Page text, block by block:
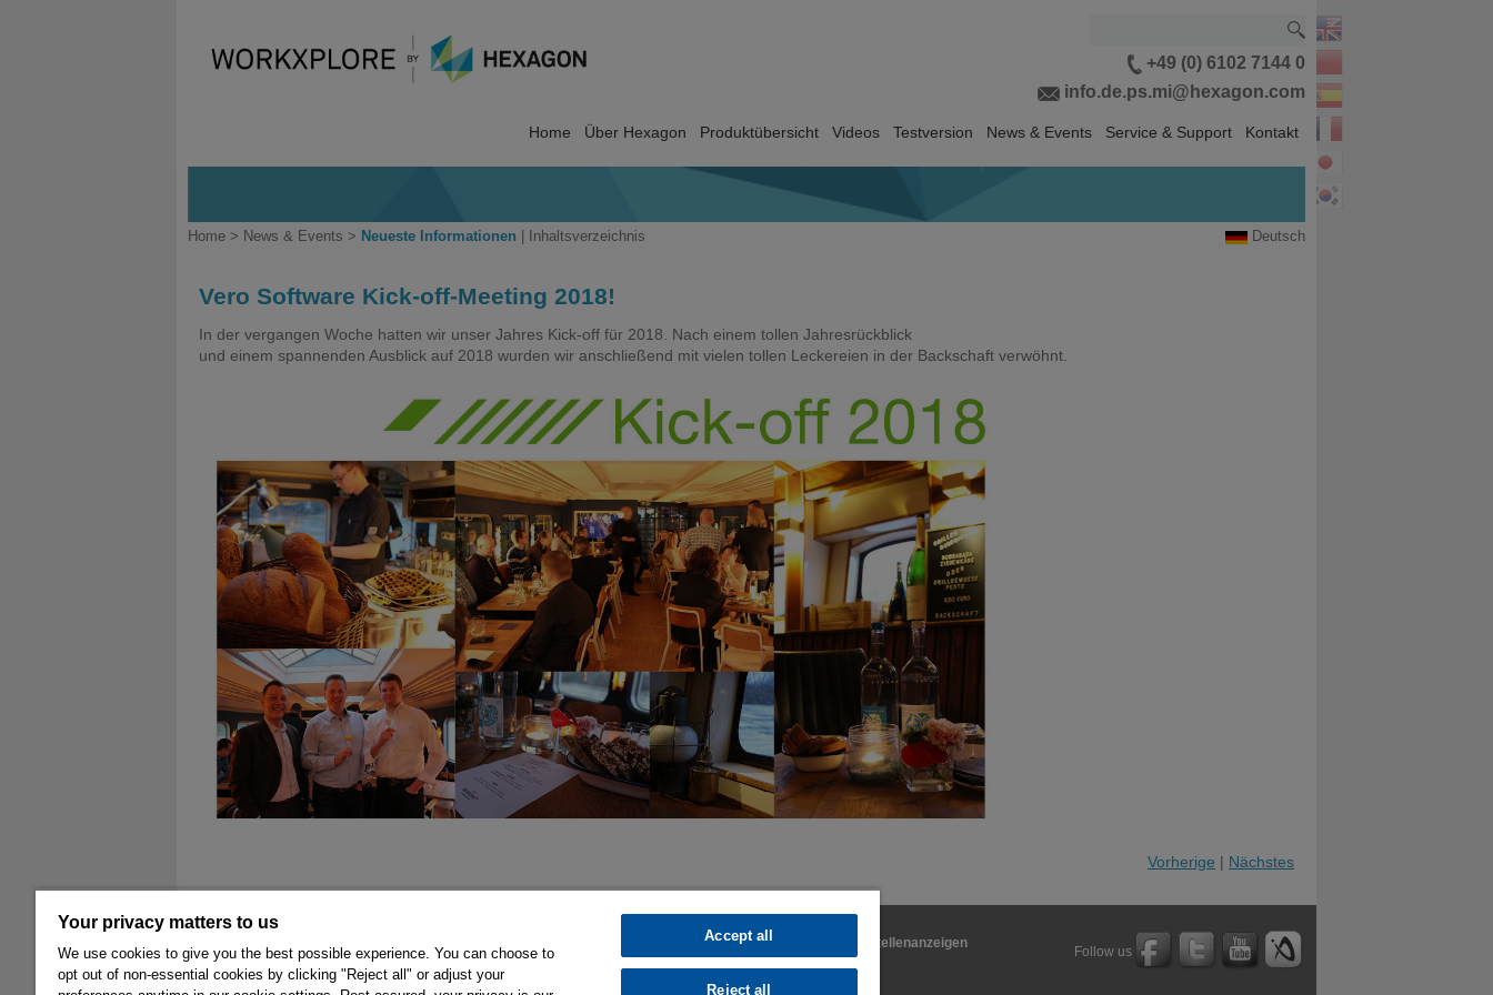
+49 (0) 6102 7144 0
info.de.ps.mi@hexagon.com
Home Über Hexagon Produktübersicht Videos Testversion News & Events Service & Support Kontakt
Home > News & Events > Neueste Informationen Inhaltsverzeichnis Deutsch
Vero Software Kick-off-Meeting 2018!
In der vergangen Woche hatten wir unser Jahres Kick-off für 2018. Nach einem tollen Jahresrückblick
und einem spannenden Ausblick auf 2018 wurden wir anschließend mit vielen tollen Leckereien in der Backschaft verwöhnt.
Vorherige | Nächstes
© 2026 Hexagon AB and/or its subsidiaries.
Impressum & Datenschutz
Stellenanzeigen
Cookie Settings
Follow us
Your privacy matters to us
We use cookies to give you the best possible experience. You can choose to
opt out of non-essential cookies by clicking "Reject all" or adjust your
Accept all
Reject all